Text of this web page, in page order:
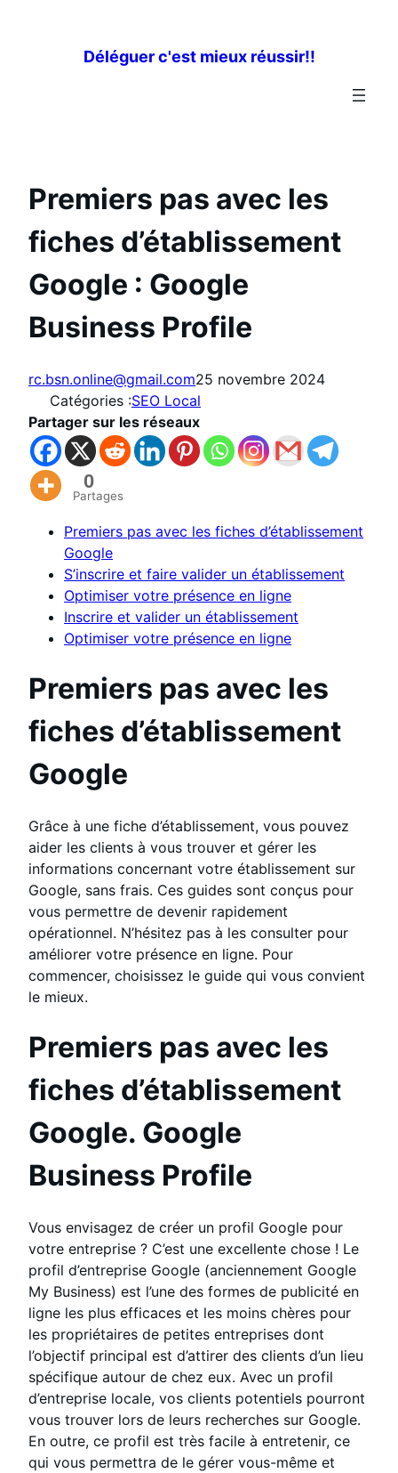
Déléguer c'est mieux réussir!!
Premiers pas avec les
fiches d’établissement
Google : Google
Business Profile
rc.bsn.online@gmail.com25 novembre 2024
Catégories :SEO Local
Partager sur les réseaux
0
Partages
Premiers pas avec les fiches d’établissement
Google
S’inscrire et faire valider un établissement
Optimiser votre présence en ligne
Inscrire et valider un établissement
Optimiser votre présence en ligne
Premiers pas avec les
fiches d’établissement
Google
Grâce à une fiche d’établissement, vous pouvez
aider les clients à vous trouver et gérer les
informations concernant votre établissement sur
Google, sans frais. Ces guides sont conçus pour
vous permettre de devenir rapidement
opérationnel. N’hésitez pas à les consulter pour
améliorer votre présence en ligne. Pour
commencer, choisissez le guide qui vous convient
le mieux.
Premiers pas avec les
fiches d’établissement
Google. Google
Business Profile
Vous envisagez de créer un profil Google pour
votre entreprise ? C’est une excellente chose ! Le
profil d’entreprise Google (anciennement Google
My Business) est l’une des formes de publicité en
ligne les plus efficaces et les moins chères pour
les propriétaires de petites entreprises dont
l’objectif principal est d’attirer des clients d’un lieu
spécifique autour de chez eux. Avec un profil
d’entreprise locale, vos clients potentiels pourront
vous trouver lors de leurs recherches sur Google.
En outre, ce profil est très facile à entretenir, ce
qui vous permettra de le gérer vous-même et